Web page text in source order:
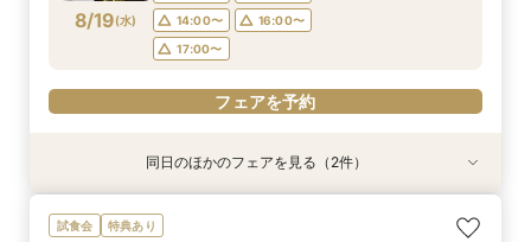
フェアを予約
フェアを予約
フェアを予約
フェアを予約
8/19(水)
14:00〜
16:00〜
17:00〜
フェアを予約
【オンライン相談会】ご自宅からPCやスマホに
90分で完結◆お得なブライダルフェア◆
同日のほかのフェアを見る（2件）
試食会 特典あり